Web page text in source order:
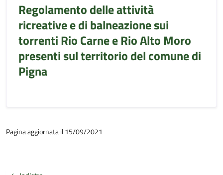
Regolamento delle attività
ricreative e di balneazione sui
torrenti Rio Carne e Rio Alto Moro
presenti sul territorio del comune di
Pigna
Pagina aggiornata il 15/09/2021